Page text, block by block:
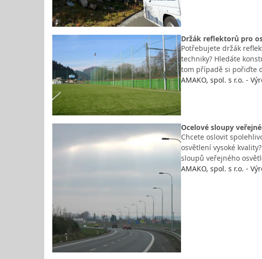
Držák reflektorů pro
Potřebujete držák
techniky? Hledáte
tom případě si pořiďte
AMAKO, spol. s r.o. -
Ocelové sloupy
Chcete oslovit
osvětlení vysoké
sloupů veřejného
AMAKO, spol. s r.o. -